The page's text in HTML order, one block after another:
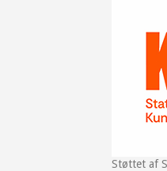
Støttet af